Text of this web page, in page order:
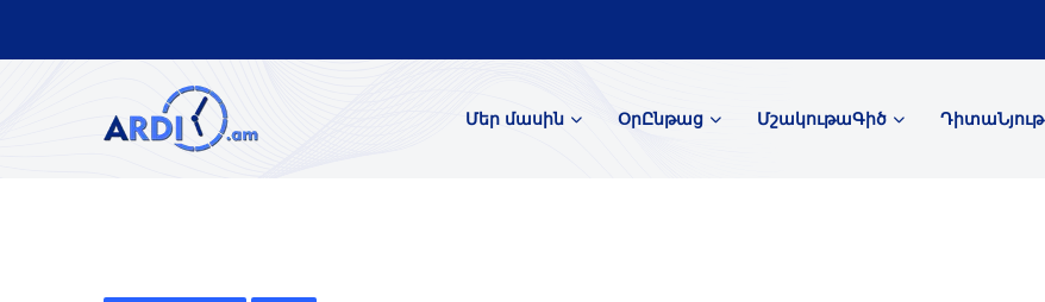
Մեր մասին ՕրԸնթաց ՄշակութաԳիծ ԴիտաՆյութ